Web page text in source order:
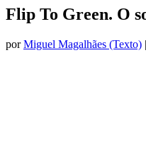
Flip To Green. O
porMiguel Magalhães (Texto)